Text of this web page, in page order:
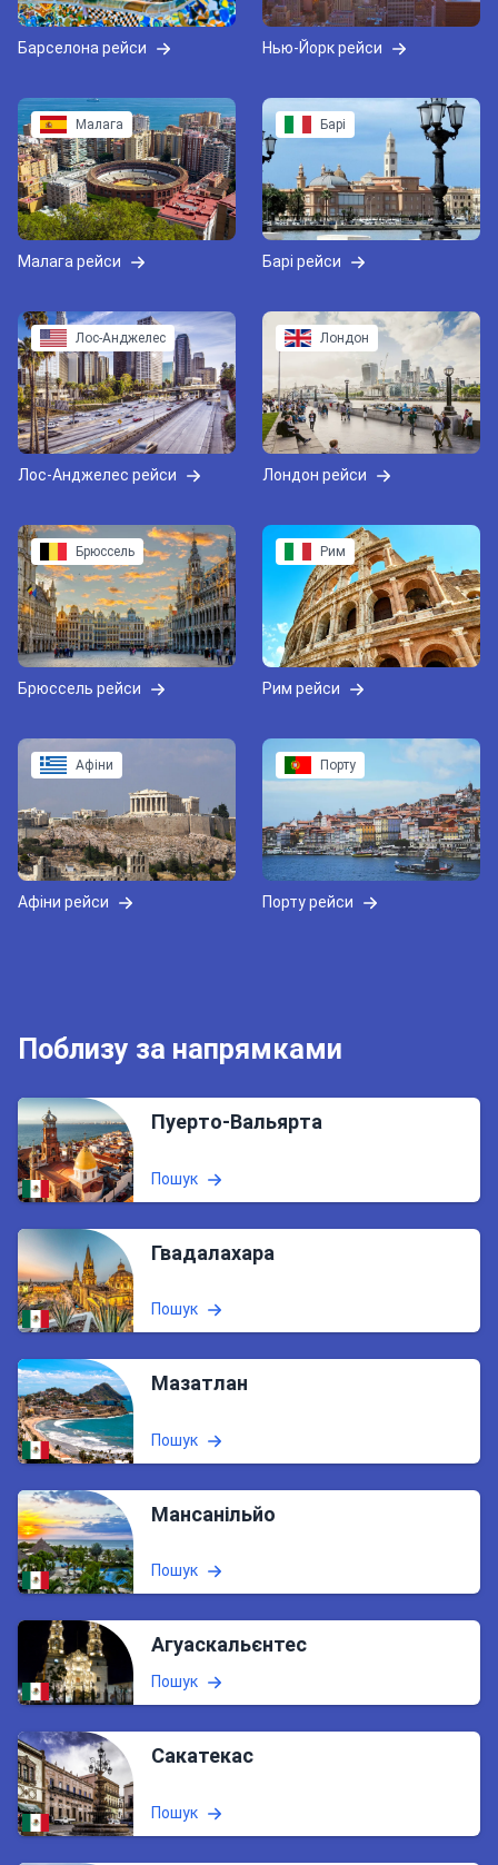
Барселона рейси Нью-Йорк рейси
Малага
Малага рейси
Барі
Барі рейси
Лос-Анджелес
Лос-Анджелес рейси
Лондон
Лондон рейси
Брюссель
Брюссель рейси
Рим
Рим рейси
Афіни
Афіни рейси
Порту
Порту рейси
Поблизу за напрямками
Пуерто-Вальярта
Пошук
Гвадалахара
Пошук
Мазатлан
Пошук
Мансанільйо
Пошук
Агуаскальєнтес
Пошук
Сакатекас
Пошук